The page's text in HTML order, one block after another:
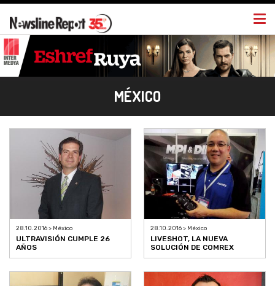
MÉXICO
28.10.2016 > México
ULTRAVISIÓN CUMPLE 26
AÑOS
28.10.2016 > México
LIVESHOT, LA NUEVA
SOLUCIÓN DE COMREX